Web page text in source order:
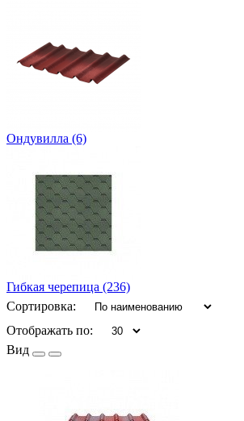
Ондувилла (6)
Гибкая черепица (236)
Сортировка:
Отображать по:
Вид